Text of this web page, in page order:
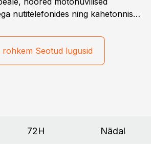
nutitelefonides ning kahetonnises
pea on Prantsusmaal, Romagnes
motokrossi
rohkem Seotud lugusid
72H Nädal